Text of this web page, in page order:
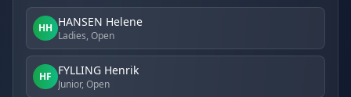
HH HANSEN Helene
Ladies, Open
HF FYLLING Henrik
Junior, Open